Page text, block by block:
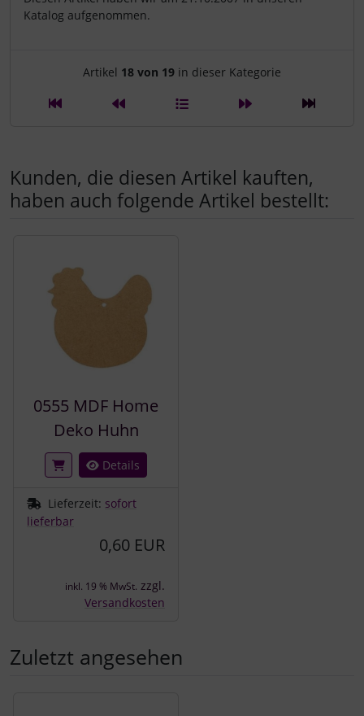
Katalog aufgenommen.
Artikelnavigation innerhalb
Artikel 18 von 19 in dieser Kategorie
Kunden, die diesen Artikel kauften,
haben auch folgende Artikel bestellt:
0555 MDF Home
Deko Huhn
Details
Lieferzeit: sofort
lieferbar
0,60 EUR
inkl. 19 % MwSt. zzgl.
Versandkosten
Zuletzt angesehen